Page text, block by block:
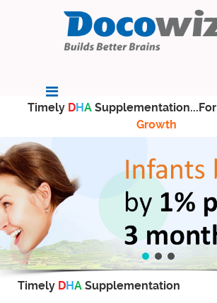
Timely DHA Supplementation...For
Growth
Timely DHA Supplementation